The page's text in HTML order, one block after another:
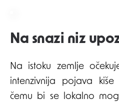
Na snazi niz
Na istoku zemlje
intenzivnija pojava
čemu bi se lokalno